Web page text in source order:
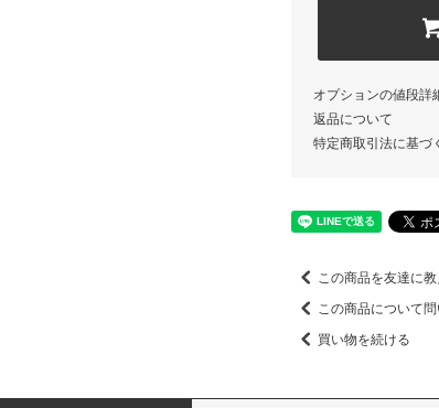
オプションの値段詳
返品について
特定商取引法に基づ
この商品を友達に
この商品について
買い物を続ける